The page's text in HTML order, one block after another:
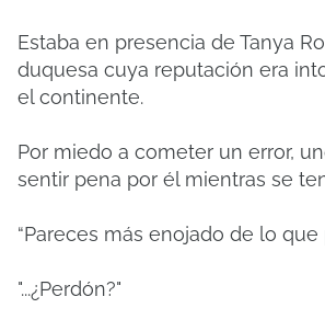
Estaba en presencia de Tanya
duquesa cuya reputación era
el continente.
Por miedo a cometer un error,
sentir pena por él mientras se
“Pareces más enojado de lo que
"...¿Perdón?"